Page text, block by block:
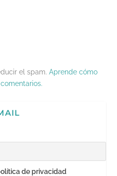
el spam.Aprende cómo
de privacidad